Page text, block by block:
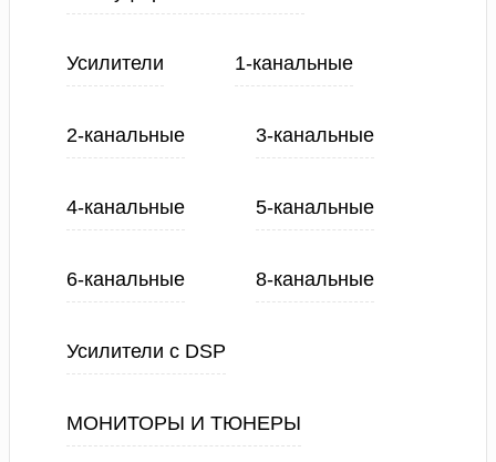
Усилители 1-канальные
2-канальные 3-канальные
4-канальные 5-канальные
6-канальные 8-канальные
Усилители с DSP
МОНИТОРЫ И ТЮНЕРЫ